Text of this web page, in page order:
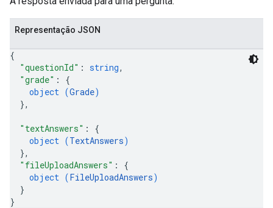
Representação JSON
{
"questionId" : string,
"grade" : {
object (Grade)
},
"textAnswers" : {
object (TextAnswers)
},
"fileUploadAnswers" : {
object (FileUploadAnswers)
}
}